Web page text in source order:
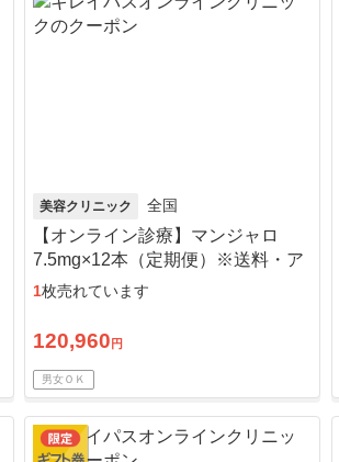
美容クリニック 全国
【オンライン診療】マンジャロ
7.5mg×12本（定期便）※送料・ア
ルコール綿・診察料込
1枚売れています
120,960 円
男女ＯＫ